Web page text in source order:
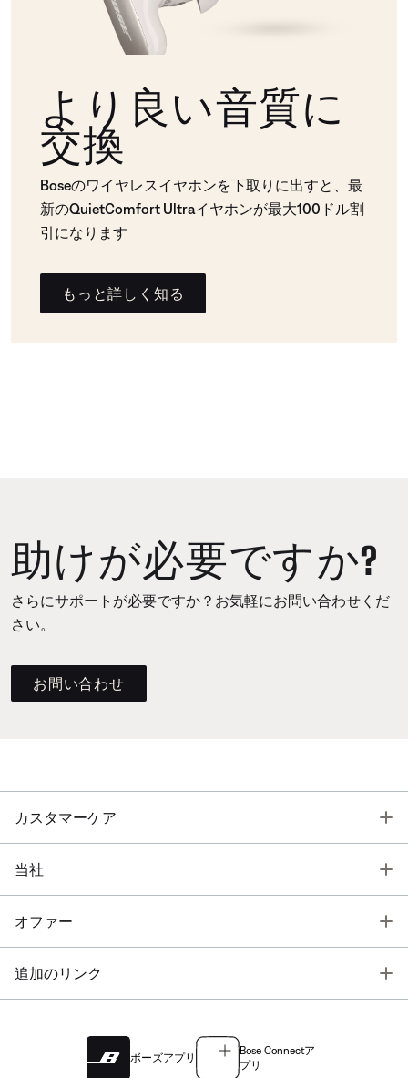
より良い音質に
交換
Boseのワイヤレスイヤホンを下取りに出すと、最
新のQuietComfort Ultraイヤホンが最大100ドル割
引になります
もっと詳しく知る
助けが必要ですか?
さらにサポートが必要ですか？お気軽にお問い合わせくだ
さい。
お問い合わせ
カスタマーケア
当社
オファー
追加のリンク
ボーズアプリ
Bose Connectア
プリ